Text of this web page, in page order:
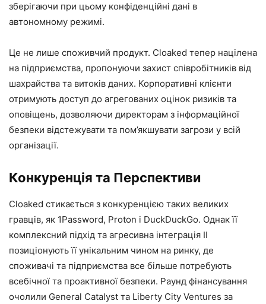
зберігаючи при цьому конфіденційні дані в
автономному режимі.
Це не лише споживчий продукт. Cloaked тепер націлена
на підприємства, пропонуючи захист співробітників від
шахрайства та витоків даних. Корпоративні клієнти
отримують доступ до агрегованих оцінок ризиків та
оповіщень, дозволяючи директорам з інформаційної
безпеки відстежувати та пом’якшувати загрози у всій
організації.
Конкуренція та Перспективи
Cloaked стикається з конкуренцією таких великих
гравців, як 1Password, Proton і DuckDuckGo. Однак її
комплексний підхід та агресивна інтеграція ІІ
позиціонують її унікальним чином на ринку, де
споживачі та підприємства все більше потребують
всебічної та проактивної безпеки. Раунд фінансування
очолили General Catalyst та Liberty City Ventures за